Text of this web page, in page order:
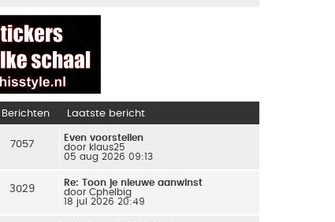
Berichten Laatste bericht
7057
Even voorstellen
door klaus25
05 aug 2026 09:13
3029
Re: Toon je nieuwe aanwinst
door Cphelbig
18 jul 2026 20:49